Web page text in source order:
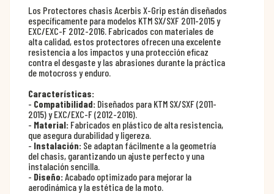
Los Protectores chasis Acerbis X-Grip están diseñados
específicamente para modelos KTM SX/SXF 2011-2015 y
EXC/EXC-F 2012-2016. Fabricados con materiales de
alta calidad, estos protectores ofrecen una excelente
resistencia a los impactos y una protección eficaz
contra el desgaste y las abrasiones durante la práctica
de motocross y enduro.
Características:
- Compatibilidad: Diseñados para KTM SX/SXF (2011-
2015) y EXC/EXC-F (2012-2016).
- Material: Fabricados en plástico de alta resistencia,
que asegura durabilidad y ligereza.
- Instalación: Se adaptan fácilmente a la geometría
del chasis, garantizando un ajuste perfecto y una
instalación sencilla.
- Diseño:Acabado optimizado para mejorar la
aerodinámica y la estética de la moto.